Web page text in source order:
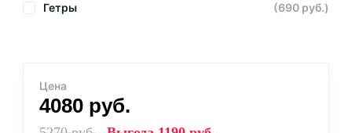
Гетры
(690 руб.)
Цена
4080 руб.